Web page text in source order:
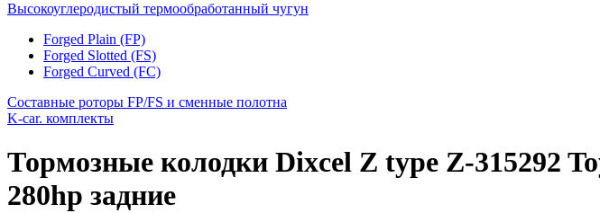
Высокоуглеродистый термообработанный чугун
Forged Plain (FP)
Forged Slotted (FS)
Forged Curved (FC)
Составные роторы FP/FS и сменные полотна
K-car. комплекты
Тормозные колодки Dixcel Z type Z-315292
280hp задние